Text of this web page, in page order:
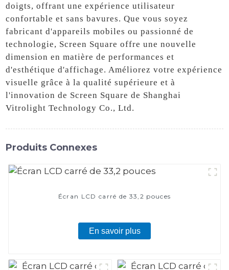
doigts, offrant une expérience utilisateur
confortable et sans bavures. Que vous soyez
fabricant d'appareils mobiles ou passionné de
technologie, Screen Square offre une nouvelle
dimension en matière de performances et
d'esthétique d'affichage. Améliorez votre expérience
visuelle grâce à la qualité supérieure et à
l'innovation de Screen Square de Shanghai
Vitrolight Technology Co., Ltd.
Produits Connexes
Écran LCD carré de 33,2 pouces
En savoir plus